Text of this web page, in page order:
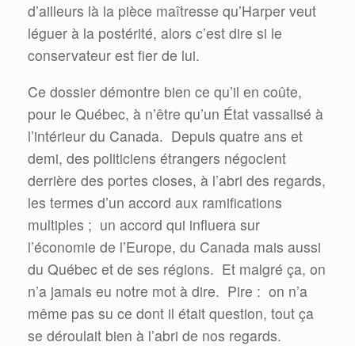
d’ailleurs là la pièce maîtresse qu’Harper veut
léguer à la postérité, alors c’est dire si le
conservateur est fier de lui.
Ce dossier démontre bien ce qu’il en coûte,
pour le Québec, à n’être qu’un État vassalisé à
l’intérieur du Canada. Depuis quatre ans et
demi, des politiciens étrangers négocient
derrière des portes closes, à l’abri des regards,
les termes d’un accord aux ramifications
multiples ; un accord qui influera sur
l’économie de l’Europe, du Canada mais aussi
du Québec et de ses régions. Et malgré ça, on
n’a jamais eu notre mot à dire. Pire : on n’a
même pas su ce dont il était question, tout ça
se déroulait bien à l’abri de nos regards.